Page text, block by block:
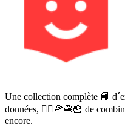
Une collection complète 📙
données, 🙅‍♀️🍕🍔🍟 de
encore.